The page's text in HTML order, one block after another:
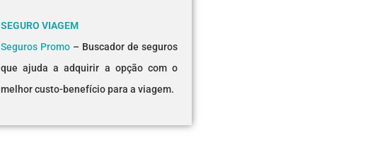
SEGURO VIAGEM
Seguros Promo– Buscador de seguros
que ajuda a adquirir a opção com o
melhor custo-benefício para a viagem.